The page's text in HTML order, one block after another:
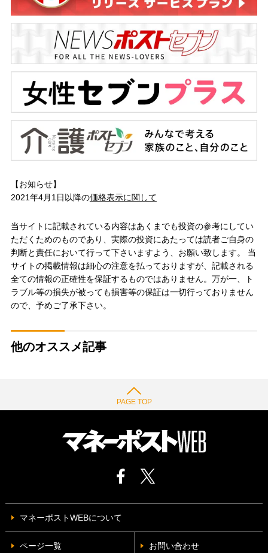
【お知らせ】
2021年4月1日以降の価格表示に関して
当サイトに記載されている内容はあくまでも投資の参考にしてい
ただくためのものであり、実際の投資にあたっては読者ご自身の
判断と責任において行って下さいますよう、お願い致します。 当
サイトの掲載情報は細心の注意を払っておりますが、記載される
全ての情報の正確性を保証するものではありません。万が一、ト
ラブル等の損失が被っても損害等の保証は一切行っておりません
ので、予めご了承下さい。
他のオススメ記事
PAGE TOP
マネーポストWEBについて
ページ一覧 お問い合わせ